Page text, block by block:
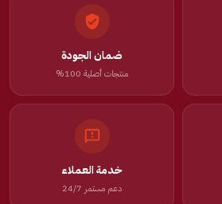
ضمان الجودة
منتجات أصلية 100%
خدمة العملاء
دعم مستمر 24/7